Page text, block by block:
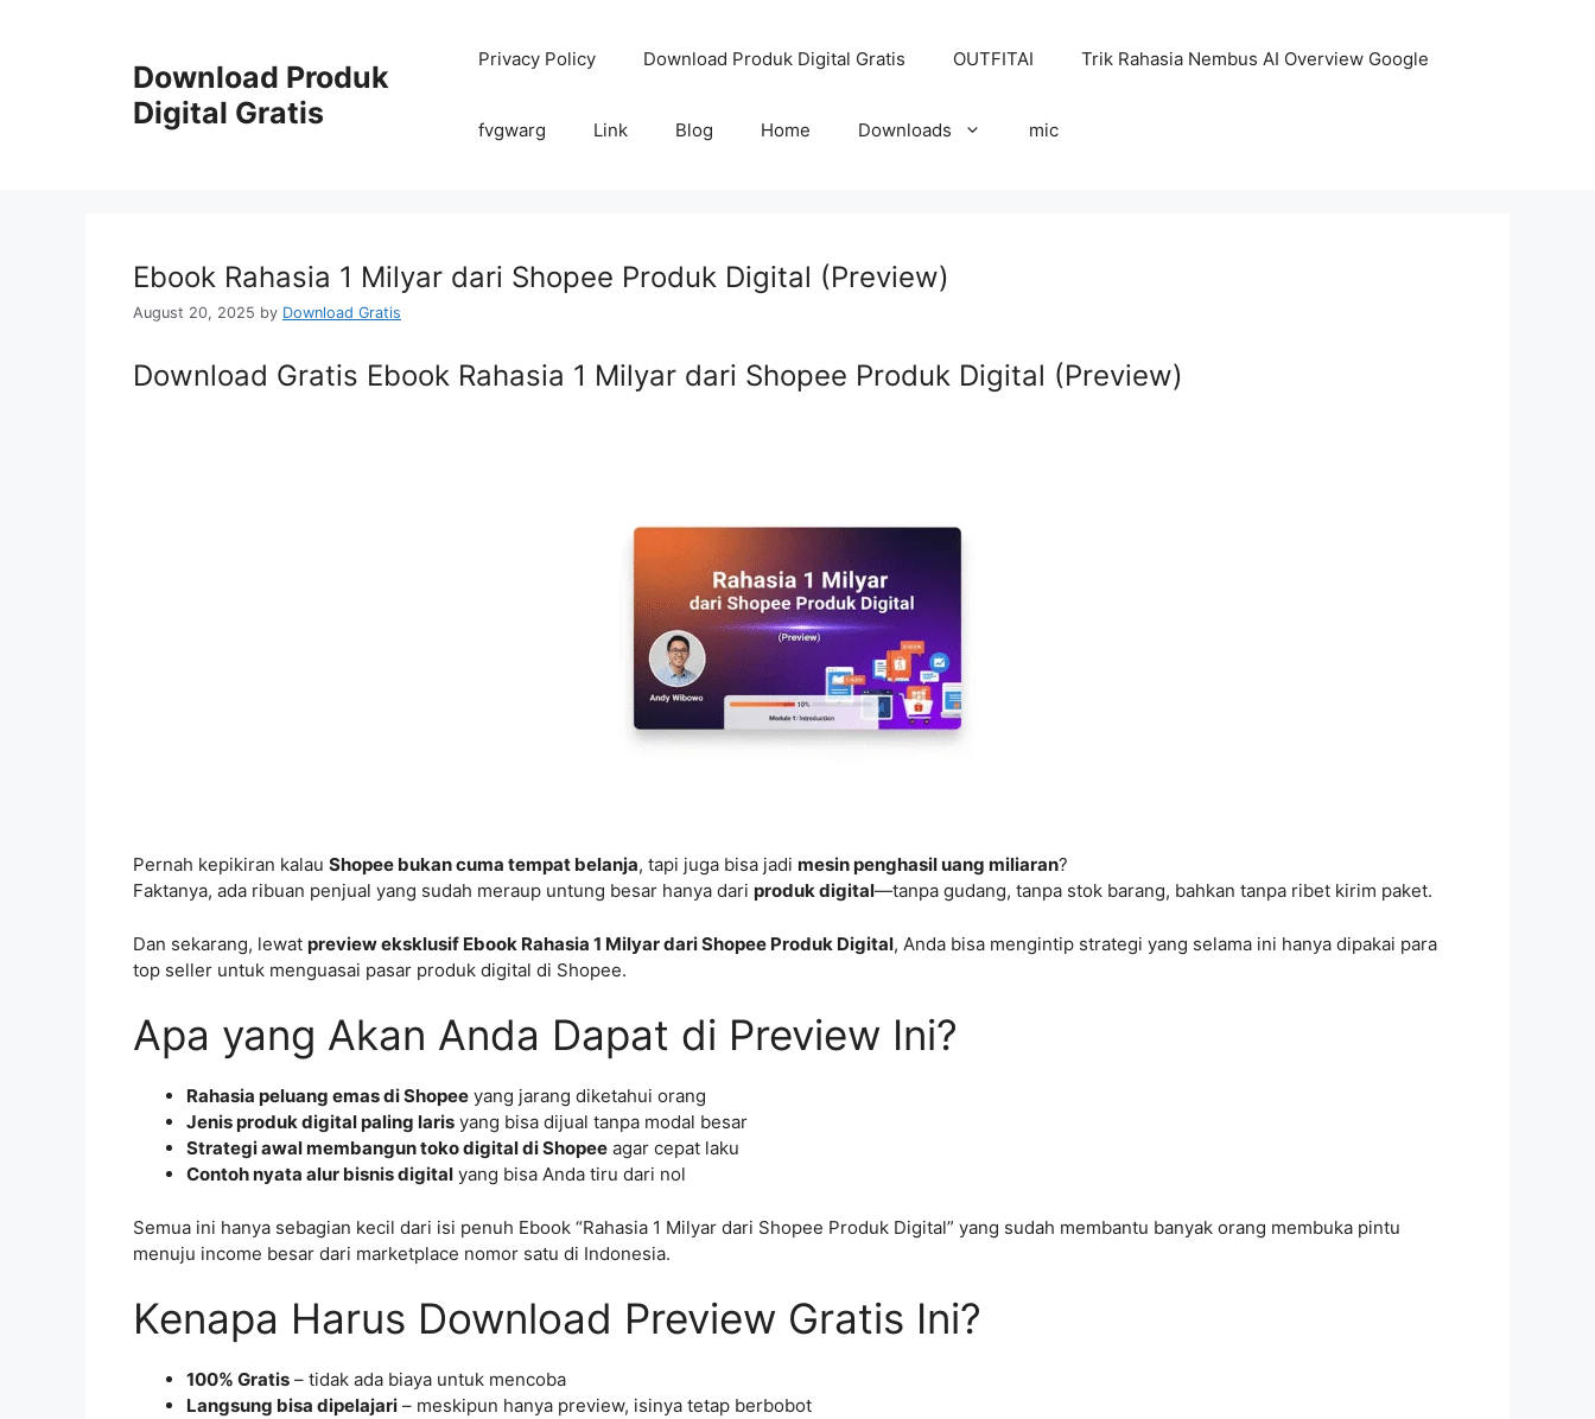
Download Produk
Digital Gratis
Privacy Policy Download Produk Digital Gratis OUTFITAI Trik Rahasia Nembus AI Overview Google
fvgwarg Link Blog Home Downloads mic
Ebook Rahasia 1 Milyar dari Shopee Produk Digital (Preview)
August 20, 2025 by Download Gratis
Download Gratis Ebook Rahasia 1 Milyar dari Shopee Produk Digital (Preview)
Pernah kepikiran kalau Shopee bukan cuma tempat belanja, tapi juga bisa jadi mesin penghasil uang miliaran?
Faktanya, ada ribuan penjual yang sudah meraup untung besar hanya dari produk digital—tanpa gudang, tanpa stok barang, bahkan tanpa ribet kirim paket.
Dan sekarang, lewat preview eksklusif Ebook Rahasia 1 Milyar dari Shopee Produk Digital, Anda bisa mengintip strategi yang selama ini hanya dipakai para
top seller untuk menguasai pasar produk digital di Shopee.
Apa yang Akan Anda Dapat di Preview Ini?
Rahasia peluang emas di Shopee yang jarang diketahui orang
Jenis produk digital paling laris yang bisa dijual tanpa modal besar
Strategi awal membangun toko digital di Shopee agar cepat laku
Contoh nyata alur bisnis digital yang bisa Anda tiru dari nol
Semua ini hanya sebagian kecil dari isi penuh Ebook “Rahasia 1 Milyar dari Shopee Produk Digital” yang sudah membantu banyak orang membuka pintu
menuju income besar dari marketplace nomor satu di Indonesia.
Kenapa Harus Download Preview Gratis Ini?
100% Gratis – tidak ada biaya untuk mencoba
Langsung bisa dipelajari – meskipun hanya preview, isinya tetap berbobot